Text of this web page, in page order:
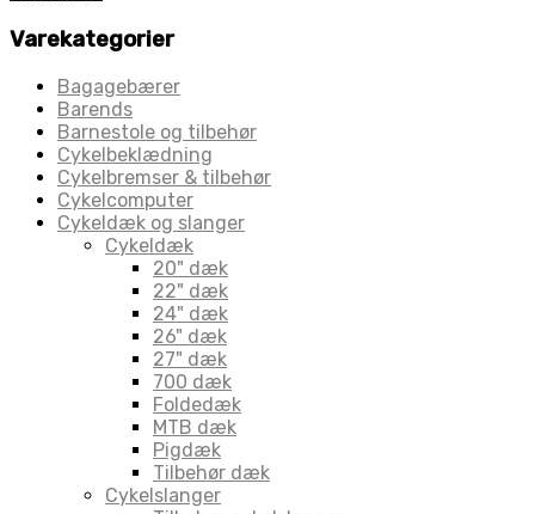
Varekategorier
Bagagebærer
Barends
Barnestole og tilbehør
Cykelbeklædning
Cykelbremser & tilbehør
Cykelcomputer
Cykeldæk og slanger
Cykeldæk
20" dæk
22" dæk
24" dæk
26" dæk
27" dæk
700 dæk
Foldedæk
MTB dæk
Pigdæk
Tilbehør dæk
Cykelslanger